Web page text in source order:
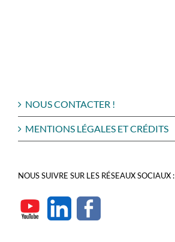
NOUS CONTACTER !
MENTIONS LÉGALES ET CRÉDITS
NOUS SUIVRE SUR LES RÉSEAUX SOCIAUX :